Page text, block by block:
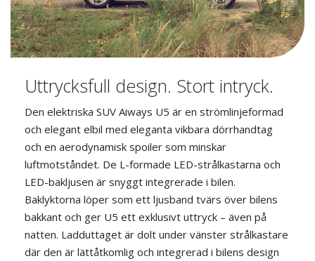
Uttrycksfull design. Stort intryck.
Den elektriska SUV Aiways U5 är en strömlinjeformad
och elegant elbil med eleganta vikbara dörrhandtag
och en aerodynamisk spoiler som minskar
luftmotståndet. De L-formade LED-strålkastarna och
LED-bakljusen är snyggt integrerade i bilen.
Baklyktorna löper som ett ljusband tvärs över bilens
bakkant och ger U5 ett exklusivt uttryck – även på
natten. Ladduttaget är dolt under vänster strålkastare
där den är lättåtkomlig och integrerad i bilens design